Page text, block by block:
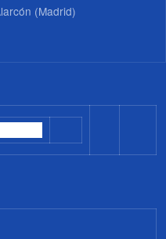
(Madrid)